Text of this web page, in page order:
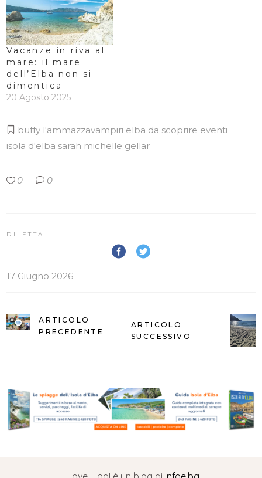
Vacanze in riva al
mare: il mare
dell’Elba non si
dimentica
20 Agosto 2025
buffy l'ammazzavampiri elba da scoprire eventi
isola d'elba sarah michelle gellar
0 0
DILETTA
17 Giugno 2026
ARTICOLO
PRECEDENTE
ARTICOLO
SUCCESSIVO